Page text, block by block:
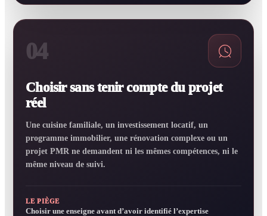
04
Choisir sans tenir compte du projet
réel
Une cuisine familiale, un investissement locatif, un
programme immobilier, une rénovation complexe ou un
projet PMR ne demandent ni les mêmes compétences, ni le
même niveau de suivi.
LE PIÈGE
Choisir une enseigne avant d’avoir identifié l’expertise